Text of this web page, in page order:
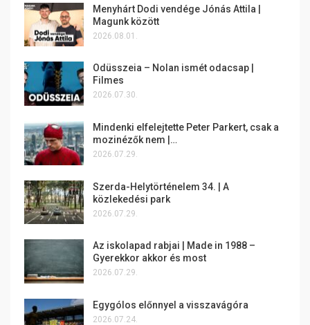
Menyhárt Dodi vendége Jónás Attila |
Magunk között
2026.08.01.
Odüsszeia – Nolan ismét odacsap |
Filmes
2026.07.30.
Mindenki elfelejtette Peter Parkert, csak a
mozinézők nem |…
2026.07.29.
Szerda-Helytörténelem 34. | A
közlekedési park
2026.07.29.
Az iskolapad rabjai | Made in 1988 –
Gyerekkor akkor és most
2026.07.29.
Egygólos előnnyel a visszavágóra
2026.07.24.